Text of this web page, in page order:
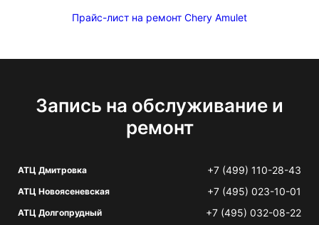
Прайс-лист на ремонт Chery Amulet
Запись на обслуживание и
ремонт
АТЦ Дмитровка +7 (499) 110-28-43
АТЦ Новоясеневская +7 (495) 023-10-01
АТЦ Долгопрудный +7 (495) 032-08-22